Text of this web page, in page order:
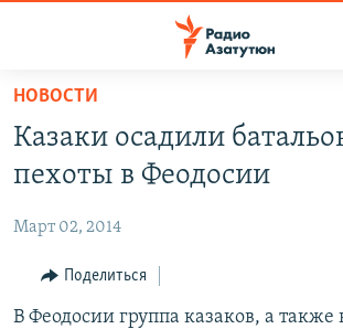
Перейти
основному
содержанию
навигации
Перейти
ОБЩЕСТВО
ЭКОНОМИКА
РЕГИОН
НОВОСТИ
Казаки осадили
пехоты в Феодосии
Март 02, 2014
Поделиться
В Феодосии группа казаков, а также